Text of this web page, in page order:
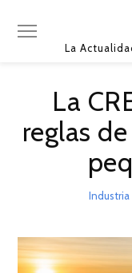
La
La
reglas
Industria